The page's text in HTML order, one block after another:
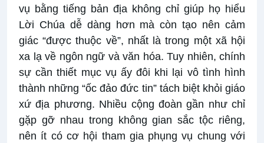
vụ bằng tiếng bản địa không chỉ giúp họ hiểu
Lời Chúa dễ dàng hơn mà còn tạo nên cảm
giác “được thuộc về”, nhất là trong một xã hội
xa lạ về ngôn ngữ và văn hóa. Tuy nhiên, chính
sự cần thiết mục vụ ấy đôi khi lại vô tình hình
thành những “ốc đảo đức tin” tách biệt khỏi giáo
xứ địa phương. Nhiều cộng đoàn gần như chỉ
gặp gỡ nhau trong không gian sắc tộc riêng,
nên ít có cơ hội tham gia phụng vụ chung với